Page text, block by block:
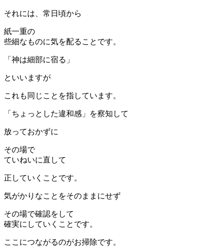
それには、常日頃から
紙一重の
些細なものに気を配ることです。
「神は細部に宿る」
といいますが
これも同じことを指しています。
「ちょっとした違和感」を察知して
放っておかずに
その場で
ていねいに直して
正していくことです。
気がかりなことをそのままにせず
その場で確認をして
確実にしていくことです。
ここにつながるのがお掃除です。